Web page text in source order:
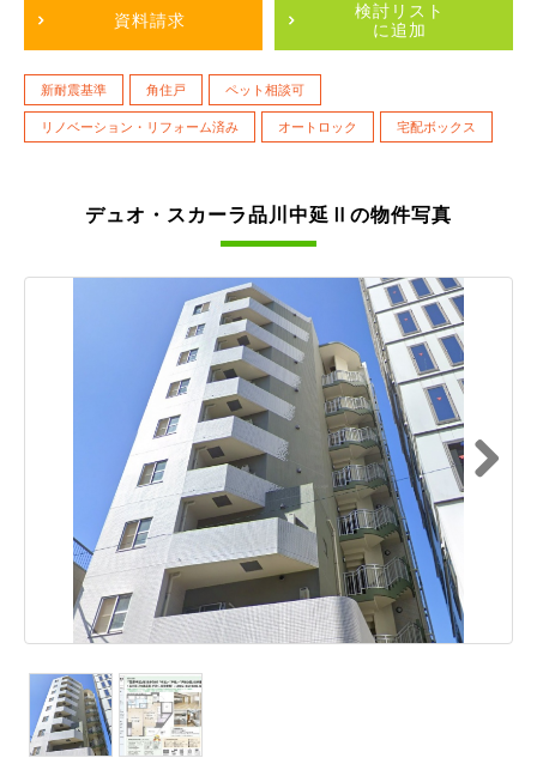
資料請求
検討リスト
に追加
新耐震基準 角住戸 ペット相談可
リノベーション・リフォーム済み オートロック 宅配ボックス
デュオ・スカーラ品川中延Ⅱの物件写真